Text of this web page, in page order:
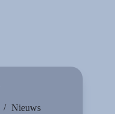
Nieuws